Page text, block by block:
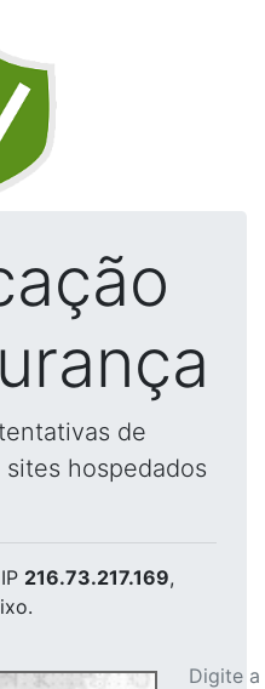
de
hospedados
216.73.217.169,
Digite